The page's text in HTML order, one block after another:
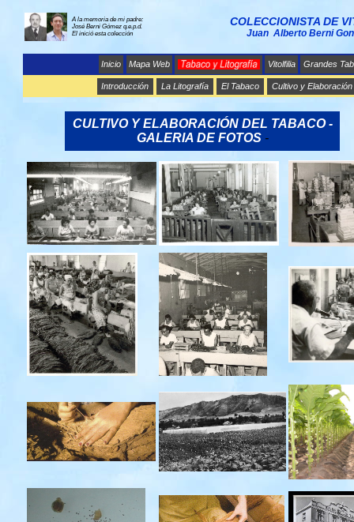
A la memoria de mi padre:
José Berni Gómez q.e.p.d.
El inició esta colección
COLECCIONISTA DE
Juan Alberto Berni
Inicio Mapa Web Vitolfilia Grandes
Introducción La Litografía El Tabaco Cultivo y Elaboración
CULTIVO Y ELABORACIÓN DEL TABACO -
GALERIA DE FOTOS-